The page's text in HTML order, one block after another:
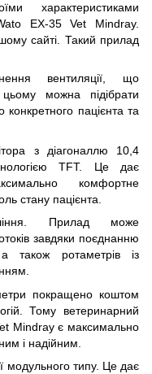
характеристиками
EX-35 Vet Mindray.
сайті. Такий прилад
вентиляції, що
можна підібрати
пацієнта та
з діагоналлю 10,4
TFT. Це дає
комфортне
стану пацієнта.
Прилад може
завдяки поєднанню
також ротаметрів із
покращено коштом
Тому ветеринарний
Mindray є максимально
і надійним.
модульного типу. Це дає